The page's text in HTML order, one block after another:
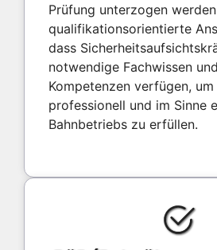
Prüfung unterzogen
qualifikationsorientierte
dass
notwendige Fachwissen
Kompetenzen verfügen,
professionell und im Sinne
Bahnbetriebs zu erfüllen.